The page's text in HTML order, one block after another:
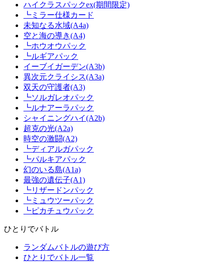
ハイクラスパックex(期間限定)
┗ミラー仕様カード
未知なる水域(A4a)
空と海の導き(A4)
┗ホウオウパック
┗ルギアパック
イーブイガーデン(A3b)
異次元クライシス(A3a)
双天の守護者(A3)
┗ソルガレオパック
┗ルナアーラパック
シャイニングハイ(A2b)
超克の光(A2a)
時空の激闘(A2)
┗ディアルガパック
┗パルキアパック
幻のいる島(A1a)
最強の遺伝子(A1)
┗リザードンパック
┗ミュウツーパック
┗ピカチュウパック
ひとりでバトル
ランダムバトルの遊び方
ひとりでバトル一覧